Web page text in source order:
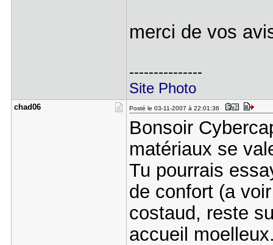
merci de vos
---------------
Site Photo
chad06 Posté le 03-11-2007 à 22:01:36
Bonsoir
matériaux se
Tu pourrais
de confort (a
costaud, reste
accueil